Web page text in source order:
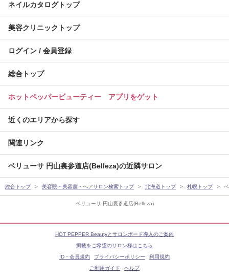
ベリューサ 円山裏参道店(Belleza)
ネイルカタログトップ
美容クリニックトップ
ログイン / 会員登録
総合トップ
ホットペッパービューティー アプリをゲット
近くのエリアから探す
関連リンク
ベリューサ 円山裏参道店(Belleza)の近隣サロン
総合トップ 美容院・美容室・ヘアサロン検索トップ 北海道トップ 札幌トップ
HOT PEPPER Beautyとサロンボード導入のご案内
掲載をご希望のサロン様はこちら
ID・会員規約
プライバシーポリシー
利用規約
ご利用ガイド
ヘルプ